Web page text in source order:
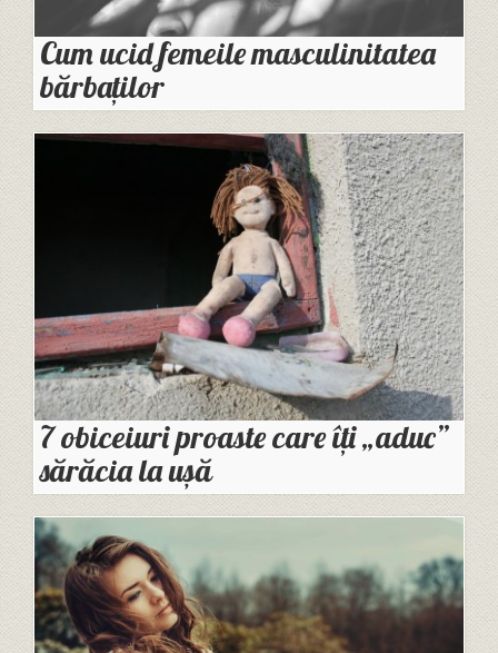
Cum ucid femeile masculinitatea
bărbaților
7 obiceiuri proaste care îți „aduc”
sărăcia la ușă